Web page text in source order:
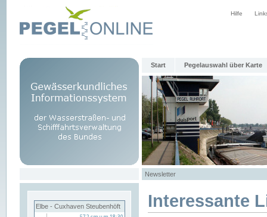
Hilfe
Start Pegelauswahl über Karte
Newsletter
Elbe - Cuxhaven Steubenhöft Interessante